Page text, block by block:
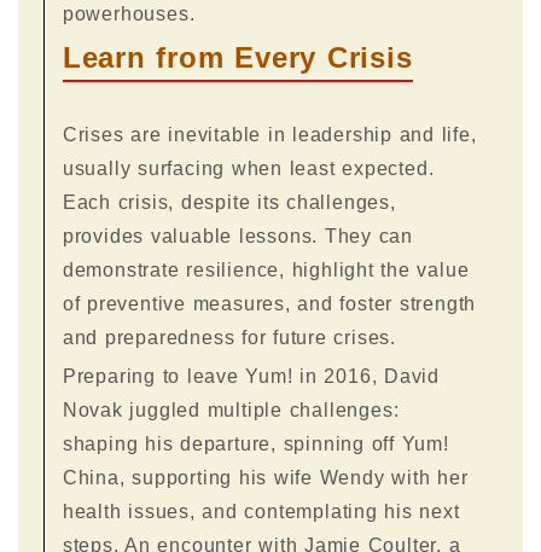
powerhouses.
Learn from Every Crisis
Crises are inevitable in leadership and life,
usually surfacing when least expected.
Each crisis, despite its challenges,
provides valuable lessons. They can
demonstrate resilience, highlight the value
of preventive measures, and foster strength
and preparedness for future crises.
Preparing to leave Yum! in 2016, David
Novak juggled multiple challenges:
shaping his departure, spinning off Yum!
China, supporting his wife Wendy with her
health issues, and contemplating his next
steps. An encounter with Jamie Coulter, a